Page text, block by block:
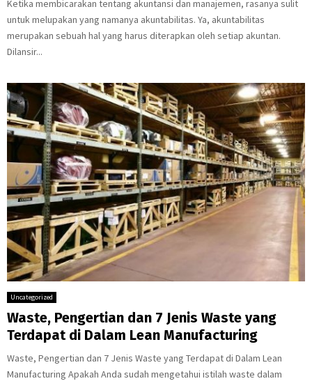
Ketika membicarakan tentang akuntansi dan manajemen, rasanya sulit
untuk melupakan yang namanya akuntabilitas. Ya, akuntabilitas
merupakan sebuah hal yang harus diterapkan oleh setiap akuntan.
Dilansir...
Uncategorized
Waste, Pengertian dan 7 Jenis Waste yang
Terdapat di Dalam Lean Manufacturing
Waste, Pengertian dan 7 Jenis Waste yang Terdapat di Dalam Lean
Manufacturing Apakah Anda sudah mengetahui istilah waste dalam